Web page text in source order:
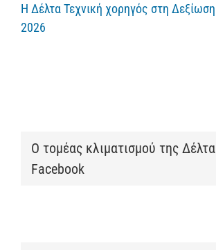
Η Δέλτα Τεχνική χορηγός στη
2026
Ο τομέας κλιματισμού της
Facebook